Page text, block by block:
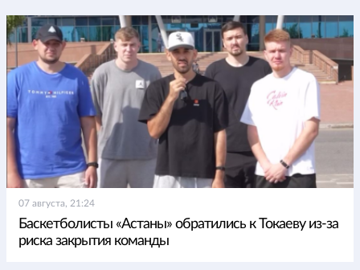
07 августа, 21:24
Баскетболисты «Астаны» обратились к Токаеву из-за
риска закрытия команды